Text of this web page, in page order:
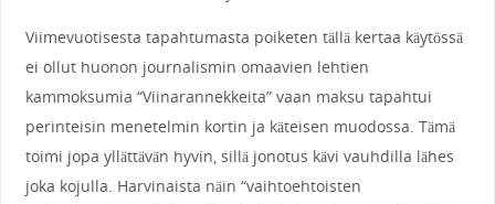
Viimevuotisesta tapahtumasta poiketen tällä kertaa käytössä
ei ollut huonon journalismin omaavien lehtien
kammoksumia “Viinarannekkeita” vaan maksu tapahtui
perinteisin menetelmin kortin ja käteisen muodossa. Tämä
toimi jopa yllättävän hyvin, sillä jonotus kävi vauhdilla lähes
joka kojulla. Harvinaista näin “vaihtoehtoisten